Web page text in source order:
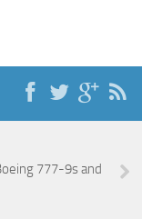
777-9s and